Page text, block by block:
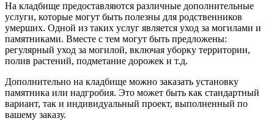
На кладбище предоставляются различные дополнительные
услуги, которые могут быть полезны для родственников
умерших. Одной из таких услуг является уход за могилами и
памятниками. Вместе с тем могут быть предложены:
регулярный уход за могилой, включая уборку территории,
полив растений, подметание дорожек и т.д.
Дополнительно на кладбище можно заказать установку
памятника или надгробия. Это может быть как стандартный
вариант, так и индивидуальный проект, выполненный по
вашему заказу.